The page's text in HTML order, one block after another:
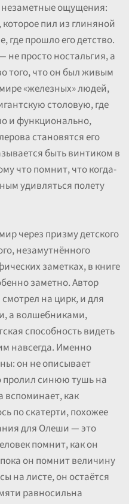
ощущения:
пил из глиняной
где прошло его детство.
просто ностальгия, а
того, что он был живым
«железных» людей,
столовую, где
и функционально,
становятся его
быть винтиком в
что помнит, что когда-
удивляться полету
через призму детского
незамутнённого
заметках, в книге
заметно. Автор
на цирк, и для
а волшебниками,
способность видеть
навсегда. Именно
он не описывает
пролил синюю тушь на
вспоминает, как
по скатерти, похожее
для Олеши — это
помнит, как он
он помнит величину
на листе, он остаётся
равносильна